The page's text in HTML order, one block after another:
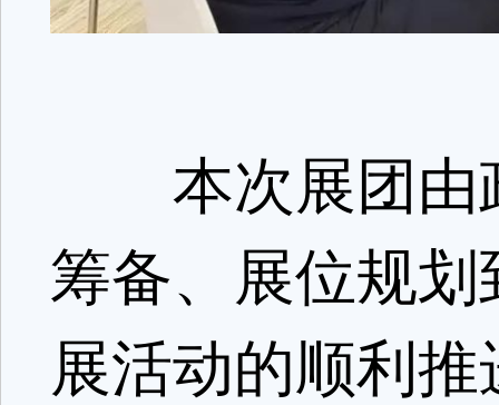
本次展团由
筹备、展位规
展活动的顺利